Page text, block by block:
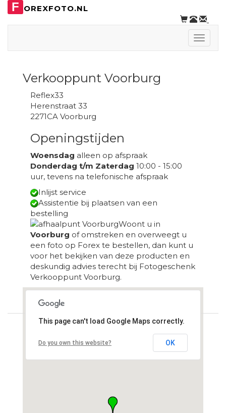
F OREXFOTO.NL
Toggle
Verkooppunt Voorburg
Reflex33
Herenstraat 33
2271CA Voorburg
Openingstijden
Woensdag alleen op afspraak
Donderdag t/m Zaterdag 10:00 - 15:00
uur, tevens na telefonische afspraak
Inlijst service
Assistentie bij plaatsen van een
bestelling
Woont u in
Voorburg of omstreken en overweegt u
een foto op Forex te bestellen, dan kunt u
voor het bekijken van deze producten en
deskundig advies terecht bij Fotogeschenk
Verkooppunt Voorburg.
Loading...
This page can't load Google Maps correctly.
Do you own this website? OK